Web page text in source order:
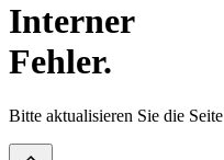
Interner
Fehler.
Bitte aktualisieren Sie die Seite